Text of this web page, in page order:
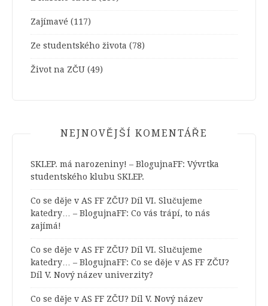
Zajímavé (117)
Ze studentského života (78)
Život na ZČU (49)
NEJNOVĚJŠÍ KOMENTÁŘE
SKLEP. má narozeniny! – BlogujnaFF: Vývrtka
studentského klubu SKLEP.
Co se děje v AS FF ZČU? Díl VI. Slučujeme
katedry… – BlogujnaFF: Co vás trápí, to nás
zajímá!
Co se děje v AS FF ZČU? Díl VI. Slučujeme
katedry… – BlogujnaFF: Co se děje v AS FF ZČU?
Díl V. Nový název univerzity?
Co se děje v AS FF ZČU? Díl V. Nový název